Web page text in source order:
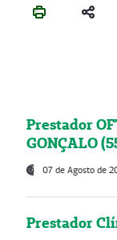
Prestador
GONÇALO
07 de Agosto de
Prestador